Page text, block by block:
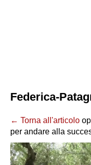
Federica-
← Torna all'articolo
per andare alla